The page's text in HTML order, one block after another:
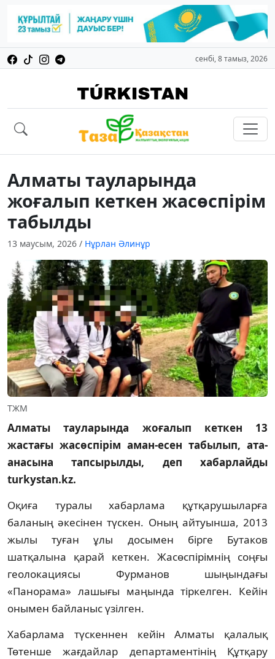
сенбі, 8 тамыз, 2026
Алматы тауларында
жоғалып кеткен жасөспірім
табылды
13 маусым, 2026 / Нұрлан Әлинұр
ТЖМ
Алматы тауларында жоғалып кеткен 13
жастағы жасөспірім аман-есен табылып, ата-
анасына тапсырылды, деп хабарлайды
turkystan.kz.
Оқиға туралы хабарлама құтқарушыларға
баланың әкесінен түскен. Оның айтуынша, 2013
жылы туған ұлы досымен бірге Бутаков
шатқалына қарай кеткен. Жасөспірімнің соңғы
геолокациясы Фурманов шыңындағы
«Панорама» лашығы маңында тіркелген. Кейін
онымен байланыс үзілген.
Хабарлама түскеннен кейін Алматы қалалық
Төтенше жағдайлар департаментінің Құтқару